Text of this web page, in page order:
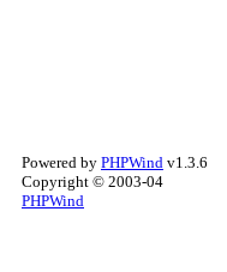
Powered by PHPWind v1.3.6
Copyright © 2003-04
PHPWind